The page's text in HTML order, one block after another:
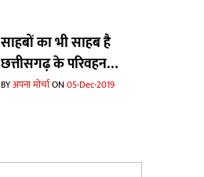
साहबों का भी साहब है
छत्तीसगढ़ के परिवहन
विभाग का एक ड्राइव्हर
BYअपना मोर्चाON05-Dec-2019